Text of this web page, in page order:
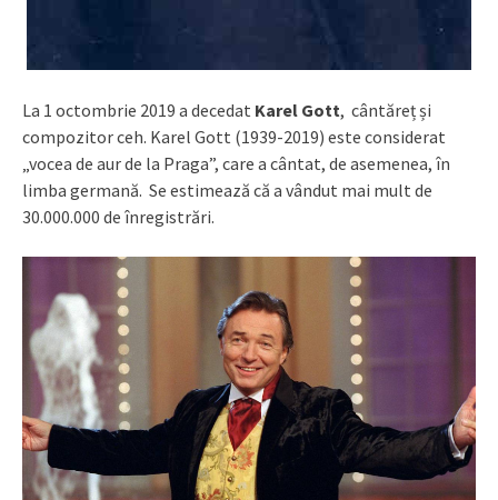
La 1 octombrie 2019 a decedat Karel Gott, cântăreț și
compozitor ceh. Karel Gott (1939-2019) este considerat
„vocea de aur de la Praga”, care a cântat, de asemenea, în
limba germană. Se estimează că a vândut mai mult de
30.000.000 de înregistrări.